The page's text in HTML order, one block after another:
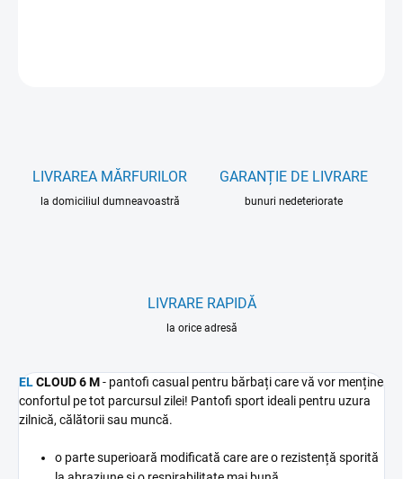
LIVRAREA MĂRFURILOR
la domiciliul dumneavoastră
GARANȚIE DE LIVRARE
bunuri nedeteriorate
LIVRARE RAPIDĂ
la orice adresă
ELCLOUD 6 M- pantofi casual pentru bărbați care vă vor menține
confortul pe tot parcursul zilei! Pantofi sport ideali pentru uzura
zilnică, călătorii sau muncă.
o parte superioară modificată care are o rezistență sporită